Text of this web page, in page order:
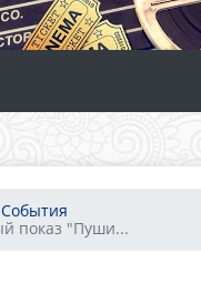
События
показ "Пуши...